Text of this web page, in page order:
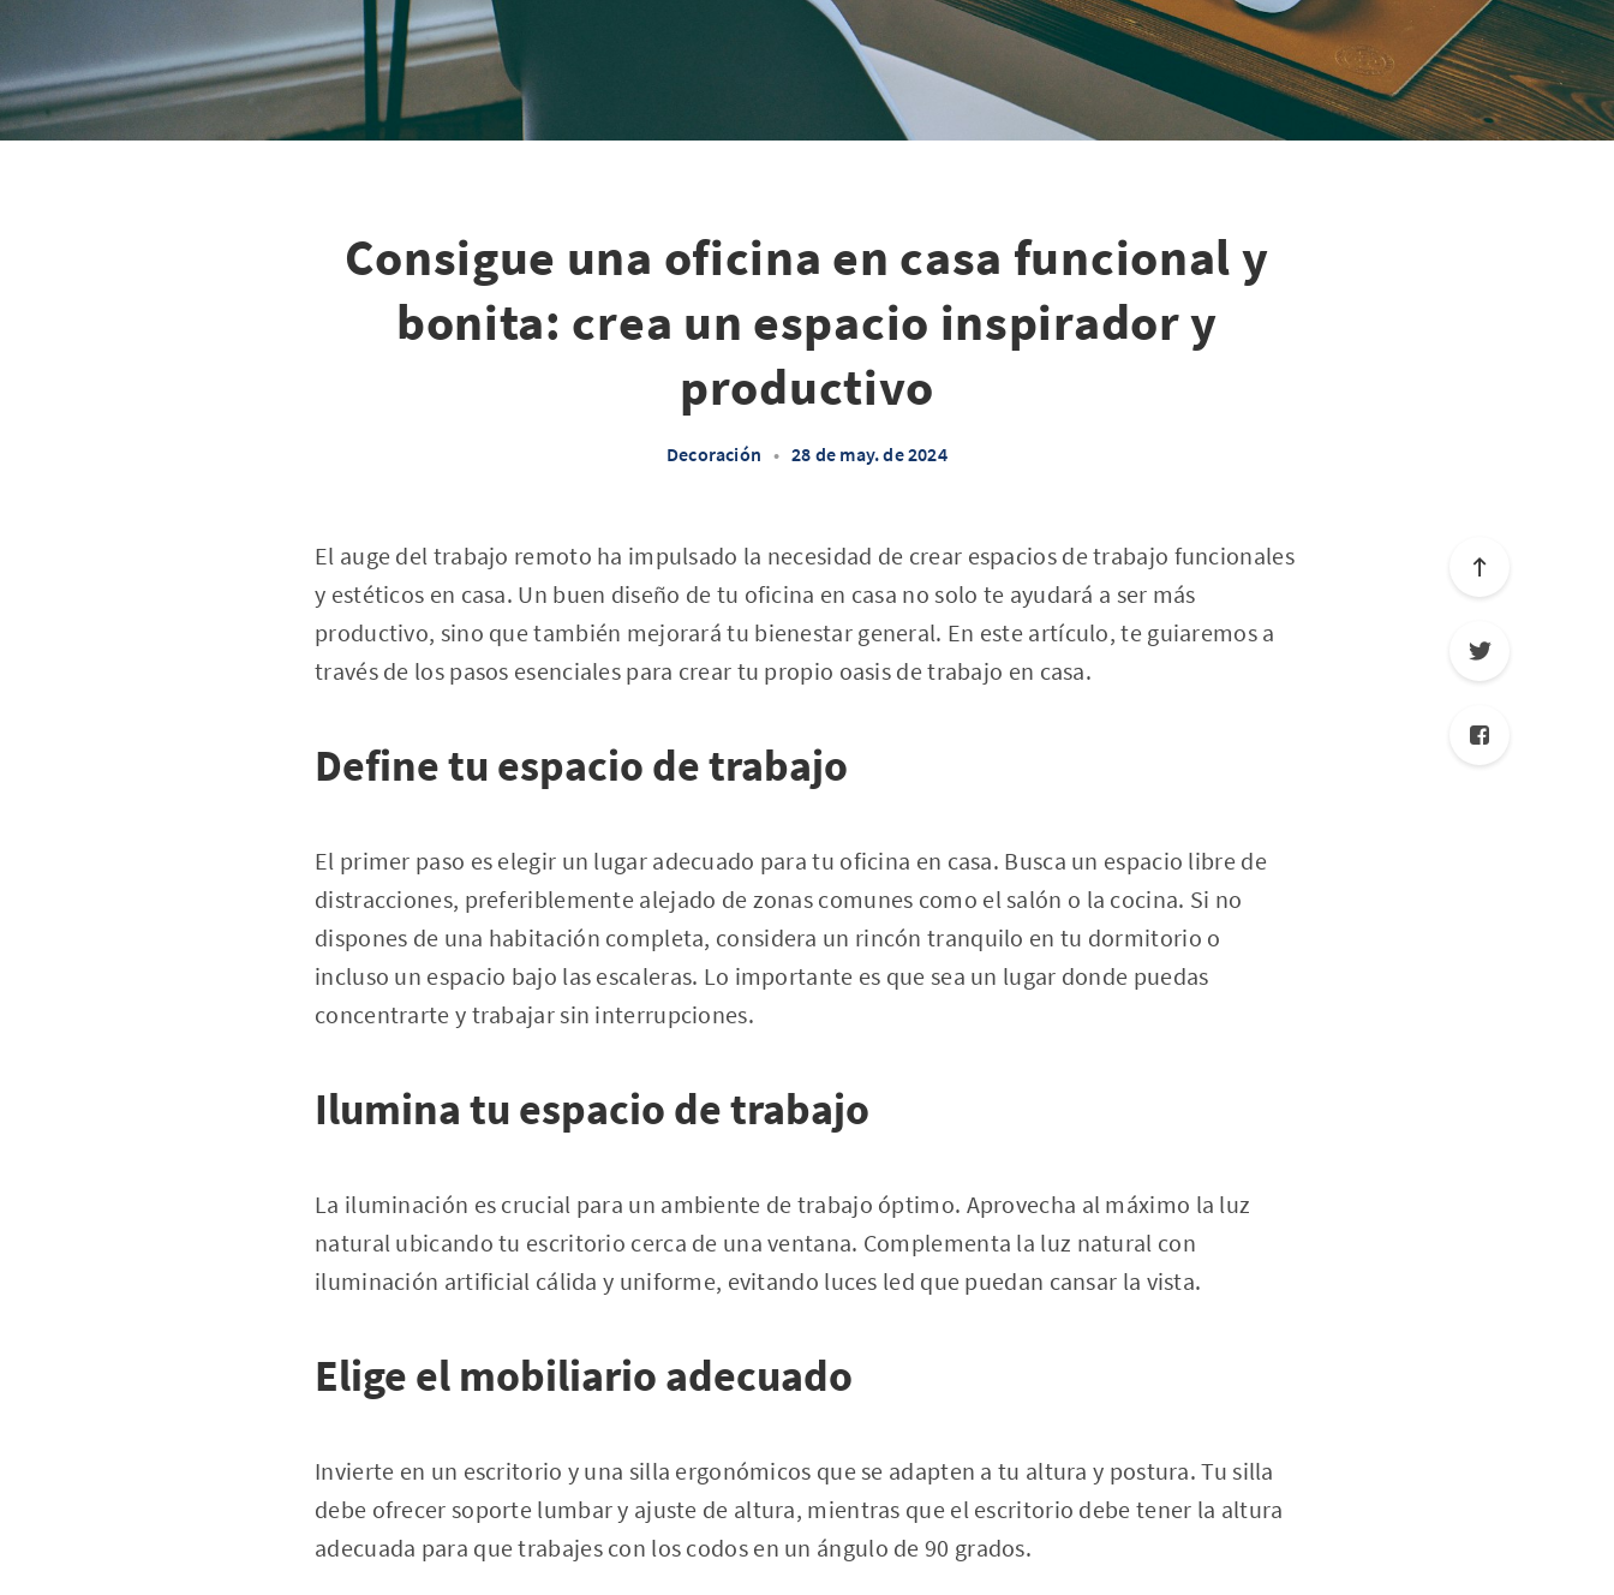
Consigue una oficina en casa funcional y
bonita: crea un espacio inspirador y
productivo
Decoración • 28 de may. de 2024
El auge del trabajo remoto ha impulsado la necesidad de crear espacios de trabajo funcionales
y estéticos en casa. Un buen diseño de tu oficina en casa no solo te ayudará a ser más
productivo, sino que también mejorará tu bienestar general. En este artículo, te guiaremos a
través de los pasos esenciales para crear tu propio oasis de trabajo en casa.
Define tu espacio de trabajo
El primer paso es elegir un lugar adecuado para tu oficina en casa. Busca un espacio libre de
distracciones, preferiblemente alejado de zonas comunes como el salón o la cocina. Si no
dispones de una habitación completa, considera un rincón tranquilo en tu dormitorio o
incluso un espacio bajo las escaleras. Lo importante es que sea un lugar donde puedas
concentrarte y trabajar sin interrupciones.
Ilumina tu espacio de trabajo
La iluminación es crucial para un ambiente de trabajo óptimo. Aprovecha al máximo la luz
natural ubicando tu escritorio cerca de una ventana. Complementa la luz natural con
iluminación artificial cálida y uniforme, evitando luces led que puedan cansar la vista.
Elige el mobiliario adecuado
Invierte en un escritorio y una silla ergonómicos que se adapten a tu altura y postura. Tu silla
debe ofrecer soporte lumbar y ajuste de altura, mientras que el escritorio debe tener la altura
adecuada para que trabajes con los codos en un ángulo de 90 grados.